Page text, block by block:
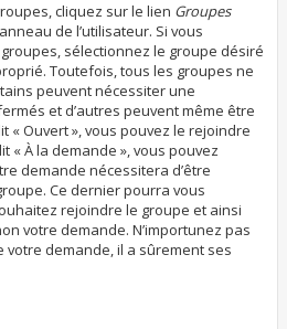
cliquez sur le lien Groupes
de l’utilisateur. Si vous
sélectionnez le groupe désiré
Toutefois, tous les groupes ne
peuvent nécessiter une
et d’autres peuvent même être
« Ouvert », vous pouvez le rejoindre
« À la demande », vous pouvez
demande nécessitera d’être
Ce dernier pourra vous
rejoindre le groupe et ainsi
votre demande. N’importunez pas
votre demande, il a sûrement ses